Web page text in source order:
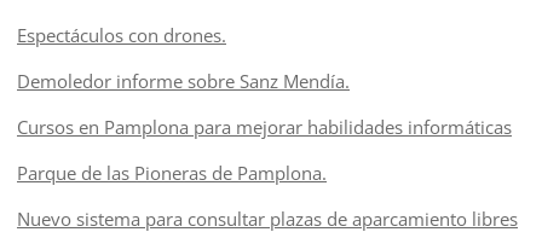
Espectáculos con drones.
Demoledor informe sobre Sanz Mendía.
Cursos en Pamplona para mejorar habilidades informáticas
Parque de las Pioneras de Pamplona.
Nuevo sistema para consultar plazas de aparcamiento libres